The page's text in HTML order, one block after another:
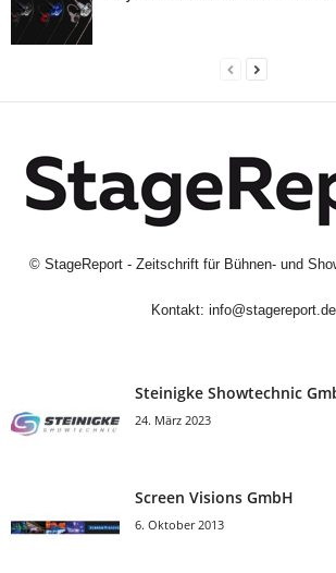
© StageReport - Zeitschrift für Bühnen- und
Kontakt: info@stagereport.de
Steinigke Showtechnic
24. März 2023
Screen Visions GmbH
6. Oktober 2013